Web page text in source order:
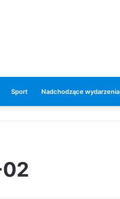
Sport Nadchodzące wydarzenia